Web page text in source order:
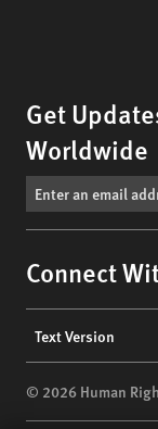
Get
Worldwide
Connect
menu
Text Version
© 2026 Human